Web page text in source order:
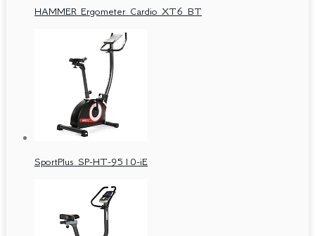
HAMMER Ergometer Cardio XT6 BT
SportPlus SP-HT-9510-iE